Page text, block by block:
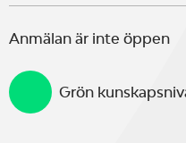
Kl. 10.30
Kl. 11.00 Första
Två seglingar
Anmälan är inte öppen
Grön